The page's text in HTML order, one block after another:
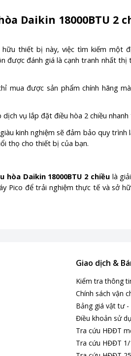
Daikin 18000BTU 2
thiết bị này, việc tìm kiếm một
được đánh giá là cạnh tranh nhất
mua được sản phẩm chính hãng
dịch vụ lắp đặt điều hòa 2 chiều
kinh nghiệm sẽ đảm bảo quy
thọ cho thiết bị của bạn.
hòa Daikin 18000BTU 2 chiềulà
Pico để trải nghiệm thực tế và sở
Giao dịch &
Kiểm tra thông
Chính sách vận
Bảng giá vật tư
Điều khoản sử
Tra cứu HĐĐT
Tra cứu HĐĐT